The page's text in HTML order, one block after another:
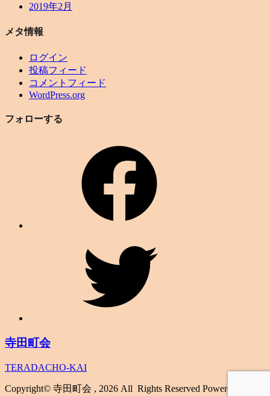
2019年2月
メタ情報
ログイン
投稿フィード
コメントフィード
WordPress.org
フォローする
寺田町会
TERADACHO-KAI
Copyright© 寺田町会 , 2026 All Rights Reserved Powered by